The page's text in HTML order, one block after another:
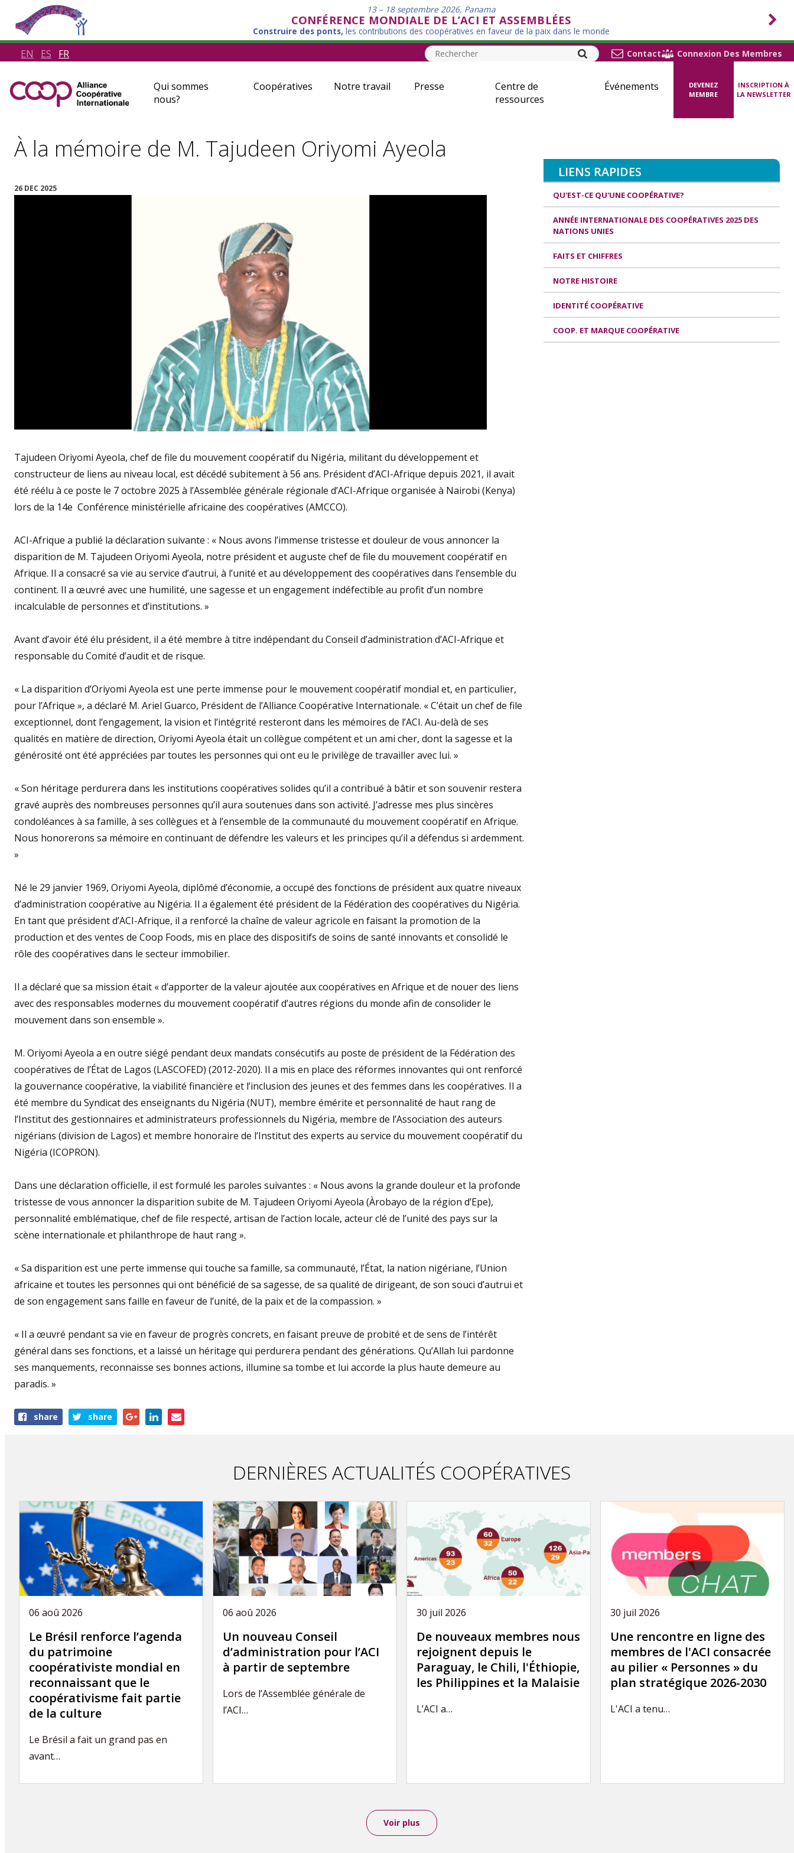
13 – 18 septembre 2026, Panama
CONFÉRENCE MONDIALE DE L’ACI ET ASSEMBLÉES
Construire des ponts, les contributions des coopératives en faveur de la paix dans le monde
EN ES FR Contact Connexion Des Membres
Qui sommes
nous?
Coopératives Notre travail Presse
Centre de
ressources
Événements
DEVENEZ
MEMBRE
INSCRIPTION À
LA NEWSLETTER
À la mémoire de M. Tajudeen Oriyomi Ayeola
26 DEC 2025
Tajudeen Oriyomi Ayeola, chef de file du mouvement coopératif du Nigéria, militant du développement et
constructeur de liens au niveau local, est décédé subitement à 56 ans. Président d’ACI-Afrique depuis 2021, il avait
été réélu à ce poste le 7 octobre 2025 à l’Assemblée générale régionale d’ACI-Afrique organisée à Nairobi (Kenya)
lors de la 14e Conférence ministérielle africaine des coopératives (AMCCO).
ACI-Afrique a publié la déclaration suivante : « Nous avons l’immense tristesse et douleur de vous annoncer la
disparition de M. Tajudeen Oriyomi Ayeola, notre président et auguste chef de file du mouvement coopératif en
Afrique. Il a consacré sa vie au service d’autrui, à l’unité et au développement des coopératives dans l’ensemble du
continent. Il a œuvré avec une humilité, une sagesse et un engagement indéfectible au profit d’un nombre
incalculable de personnes et d’institutions. »
Avant d’avoir été élu président, il a été membre à titre indépendant du Conseil d’administration d’ACI-Afrique et
responsable du Comité d’audit et de risque.
« La disparition d’Oriyomi Ayeola est une perte immense pour le mouvement coopératif mondial et, en particulier,
pour l’Afrique », a déclaré M. Ariel Guarco, Président de l’Alliance Coopérative Internationale. « C’était un chef de file
exceptionnel, dont l’engagement, la vision et l’intégrité resteront dans les mémoires de l’ACI. Au-delà de ses
qualités en matière de direction, Oriyomi Ayeola était un collègue compétent et un ami cher, dont la sagesse et la
générosité ont été appréciées par toutes les personnes qui ont eu le privilège de travailler avec lui. »
« Son héritage perdurera dans les institutions coopératives solides qu’il a contribué à bâtir et son souvenir restera
gravé auprès des nombreuses personnes qu’il aura soutenues dans son activité. J’adresse mes plus sincères
condoléances à sa famille, à ses collègues et à l’ensemble de la communauté du mouvement coopératif en Afrique.
Nous honorerons sa mémoire en continuant de défendre les valeurs et les principes qu’il a défendus si ardemment.
»
Né le 29 janvier 1969, Oriyomi Ayeola, diplômé d’économie, a occupé des fonctions de président aux quatre niveaux
d’administration coopérative au Nigéria. Il a également été président de la Fédération des coopératives du Nigéria.
En tant que président d’ACI-Afrique, il a renforcé la chaîne de valeur agricole en faisant la promotion de la
production et des ventes de Coop Foods, mis en place des dispositifs de soins de santé innovants et consolidé le
rôle des coopératives dans le secteur immobilier.
Il a déclaré que sa mission était « d’apporter de la valeur ajoutée aux coopératives en Afrique et de nouer des liens
avec des responsables modernes du mouvement coopératif d’autres régions du monde afin de consolider le
mouvement dans son ensemble ».
M. Oriyomi Ayeola a en outre siégé pendant deux mandats consécutifs au poste de président de la Fédération des
coopératives de l’État de Lagos (LASCOFED) (2012-2020). Il a mis en place des réformes innovantes qui ont renforcé
la gouvernance coopérative, la viabilité financière et l’inclusion des jeunes et des femmes dans les coopératives. Il a
été membre du Syndicat des enseignants du Nigéria (NUT), membre émérite et personnalité de haut rang de
l’Institut des gestionnaires et administrateurs professionnels du Nigéria, membre de l’Association des auteurs
nigérians (division de Lagos) et membre honoraire de l’Institut des experts au service du mouvement coopératif du
Nigéria (ICOPRON).
Dans une déclaration officielle, il est formulé les paroles suivantes : « Nous avons la grande douleur et la profonde
tristesse de vous annoncer la disparition subite de M. Tajudeen Oriyomi Ayeola (Àrobayo de la région d’Epe),
personnalité emblématique, chef de file respecté, artisan de l’action locale, acteur clé de l’unité des pays sur la
scène internationale et philanthrope de haut rang ».
« Sa disparition est une perte immense qui touche sa famille, sa communauté, l’État, la nation nigériane, l’Union
africaine et toutes les personnes qui ont bénéficié de sa sagesse, de sa qualité de dirigeant, de son souci d’autrui et
de son engagement sans faille en faveur de l’unité, de la paix et de la compassion. »
« Il a œuvré pendant sa vie en faveur de progrès concrets, en faisant preuve de probité et de sens de l’intérêt
général dans ses fonctions, et a laissé un héritage qui perdurera pendant des générations. Qu’Allah lui pardonne
ses manquements, reconnaisse ses bonnes actions, illumine sa tombe et lui accorde la plus haute demeure au
paradis. »
Shareshare share
DERNIÈRES ACTUALITÉS COOPÉRATIVES
06 aoû 2026
Le Brésil renforce l’agenda
du patrimoine
coopérativiste mondial en
reconnaissant que le
coopérativisme fait partie
de la culture
Le Brésil a fait un grand pas en
avant…
06 aoû 2026
Un nouveau Conseil
d’administration pour l’ACI
à partir de septembre
Lors de l’Assemblée générale de
l’ACI…
30 juil 2026
De nouveaux membres nous
rejoignent depuis le
Paraguay, le Chili, l'Éthiopie,
les Philippines et la Malaisie
L’ACI a…
30 juil 2026
Une rencontre en ligne des
membres de l'ACI consacrée
au pilier « Personnes » du
plan stratégique 2026-2030
L'ACI a tenu…
Voir plus
LIENS RAPIDES
QU'EST-CE QU'UNE COOPÉRATIVE?
ANNÉE INTERNATIONALE DES COOPÉRATIVES 2025 DES
NATIONS UNIES
FAITS ET CHIFFRES
NOTRE HISTOIRE
IDENTITÉ COOPÉRATIVE
COOP. ET MARQUE COOPÉRATIVE